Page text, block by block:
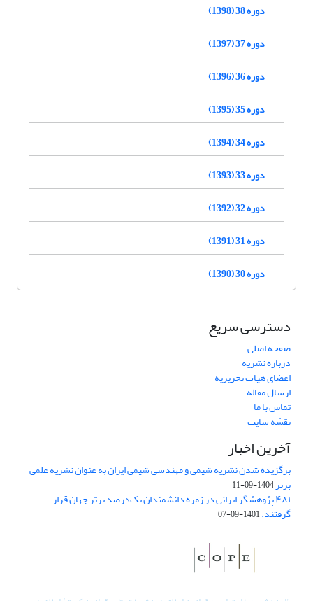
دوره 38 (1398)
دوره 37 (1397)
دوره 36 (1396)
دوره 35 (1395)
دوره 34 (1394)
دوره 33 (1393)
دوره 32 (1392)
دوره 31 (1391)
دوره 30 (1390)
دسترسی سریع
صفحه اصلی
درباره نشریه
اعضای هیات تحریریه
ارسال مقاله
تماس با ما
نقشه سایت
آخرین اخبار
برگزیده شدن نشریه شیمی و مهندسی شیمی ایران به عنوان نشریه علمی
برتر1404-09-11
۴۸۱ پژوهشگر ایرانی در زمره دانشمندان یک‌درصد برتر جهان قرار
گرفتند.1401-09-07